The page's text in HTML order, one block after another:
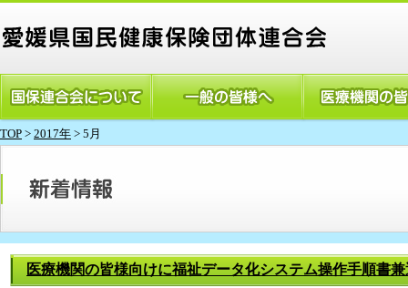
TOP > 2017年 > 5月
医療機関の皆様向けに福祉データ化システム操作手順書